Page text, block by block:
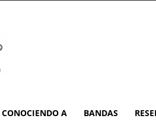
CONOCIENDO A BANDAS